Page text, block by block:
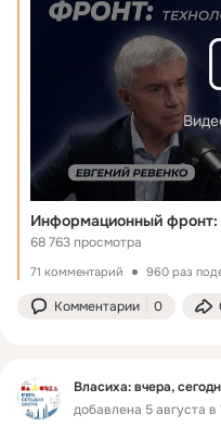
Информационный фронт:
68 763 просмотра
71 комментарий 960 раз
Комментарии 0
Власиха: вчера,
добавлена 5 августа в